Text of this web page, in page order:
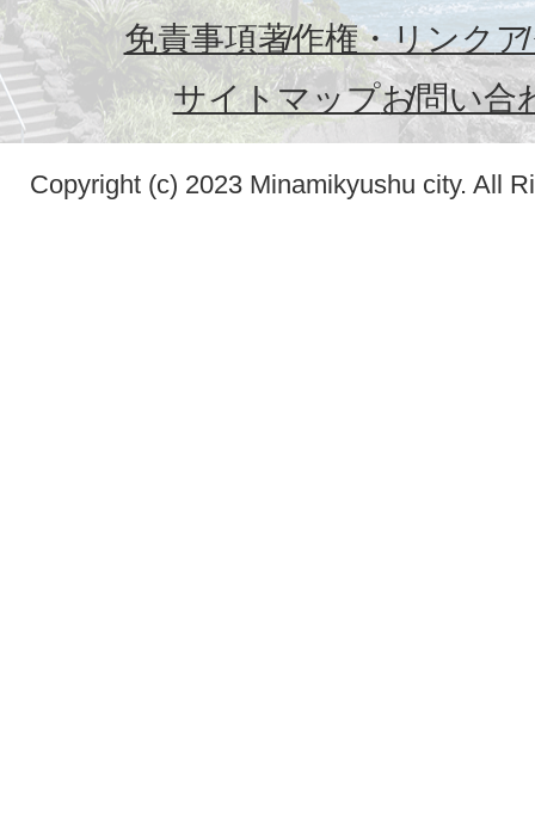
免責事項著作権・リンク
サイトマップお問い合
Copyright (c) 2023 Minamikyushu city. All